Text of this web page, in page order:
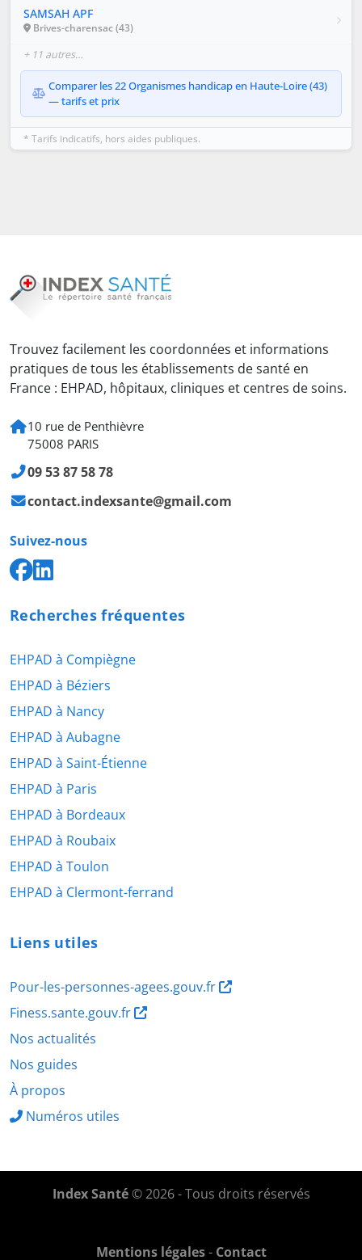
SAMSAH APF
Brives-charensac (43)
+ 11 autres…
Comparer les 22 Organismes handicap en Haute-Loire (43)
— tarifs et prix
* Tarifs indicatifs, hors aides publiques.
Trouvez facilement les coordonnées et informations
pratiques de tous les établissements de santé en
France : EHPAD, hôpitaux, cliniques et centres de soins.
10 rue de Penthièvre
75008 PARIS
09 53 87 58 78
contact.indexsante@gmail.com
Suivez-nous
Recherches fréquentes
EHPAD à Compiègne
EHPAD à Béziers
EHPAD à Nancy
EHPAD à Aubagne
EHPAD à Saint-Étienne
EHPAD à Paris
EHPAD à Bordeaux
EHPAD à Roubaix
EHPAD à Toulon
EHPAD à Clermont-ferrand
Liens utiles
Pour-les-personnes-agees.gouv.fr
Finess.sante.gouv.fr
Nos actualités
Nos guides
À propos
Numéros utiles
Index Santé© 2026 - Tous droits réservés
Mentions légales- Contact